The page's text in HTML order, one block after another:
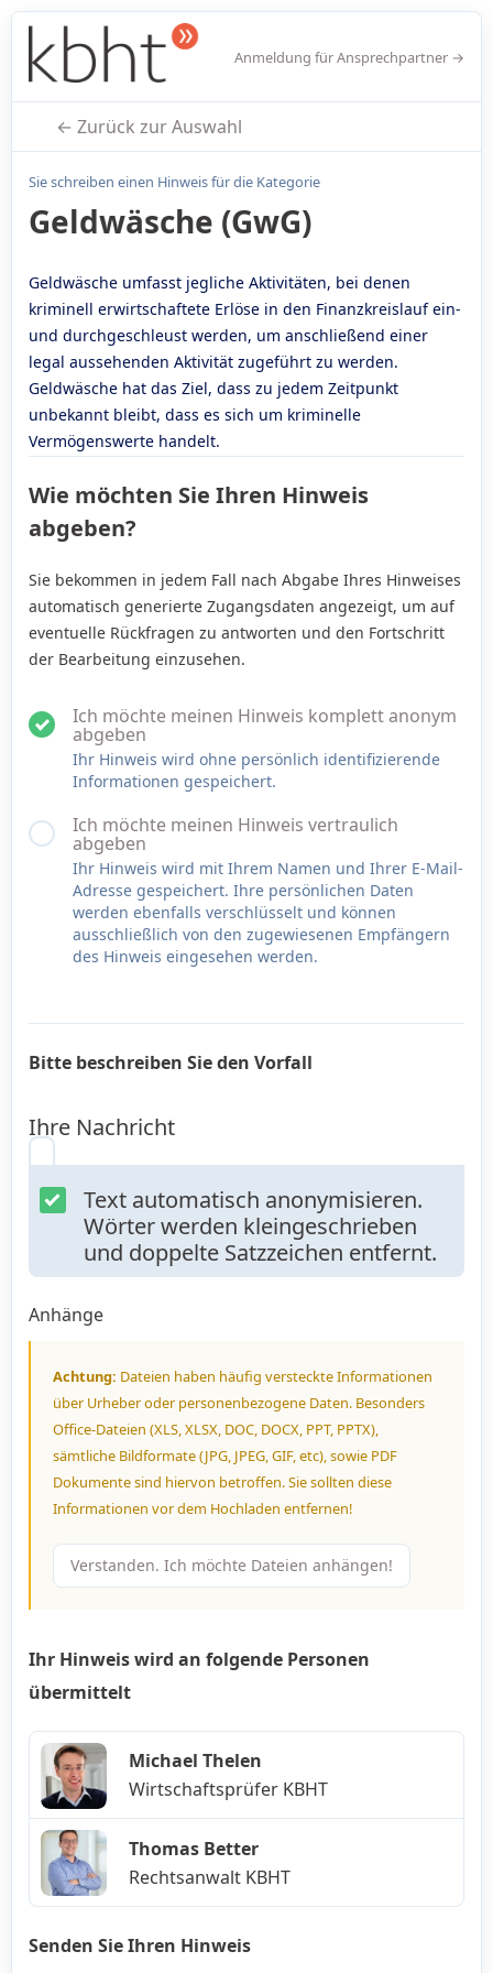
Anmeldung für Ansprechpartner →
← Zurück zur Auswahl
Sie schreiben einen Hinweis für die Kategorie
Geldwäsche (GwG)
Geldwäsche umfasst jegliche Aktivitäten, bei denen
kriminell erwirtschaftete Erlöse in den Finanzkreislauf ein-
und durchgeschleust werden, um anschließend einer
legal aussehenden Aktivität zugeführt zu werden.
Geldwäsche hat das Ziel, dass zu jedem Zeitpunkt
unbekannt bleibt, dass es sich um kriminelle
Vermögenswerte handelt.
Wie möchten Sie Ihren Hinweis
abgeben?
Sie bekommen in jedem Fall nach Abgabe Ihres Hinweises
automatisch generierte Zugangsdaten angezeigt, um auf
eventuelle Rückfragen zu antworten und den Fortschritt
der Bearbeitung einzusehen.
Ich möchte meinen Hinweis komplett anonym
abgeben
Ihr Hinweis wird ohne persönlich identifizierende
Informationen gespeichert.
Ich möchte meinen Hinweis vertraulich
abgeben
Ihr Hinweis wird mit Ihrem Namen und Ihrer E-Mail-
Adresse gespeichert. Ihre persönlichen Daten
werden ebenfalls verschlüsselt und können
ausschließlich von den zugewiesenen Empfängern
des Hinweis eingesehen werden.
Bitte beschreiben Sie den Vorfall
Ihre Nachricht
Text automatisch anonymisieren.
Wörter werden kleingeschrieben
und doppelte Satzzeichen entfernt.
Anhänge
Achtung: Dateien haben häufig versteckte Informationen
über Urheber oder personenbezogene Daten. Besonders
Office-Dateien (XLS, XLSX, DOC, DOCX, PPT, PPTX),
sämtliche Bildformate (JPG, JPEG, GIF, etc), sowie PDF
Dokumente sind hiervon betroffen. Sie sollten diese
Informationen vor dem Hochladen entfernen!
Verstanden. Ich möchte Dateien anhängen!
Ihr Hinweis wird an folgende Personen
übermittelt
Michael Thelen
Wirtschaftsprüfer KBHT
Thomas Better
Rechtsanwalt KBHT
Senden Sie Ihren Hinweis